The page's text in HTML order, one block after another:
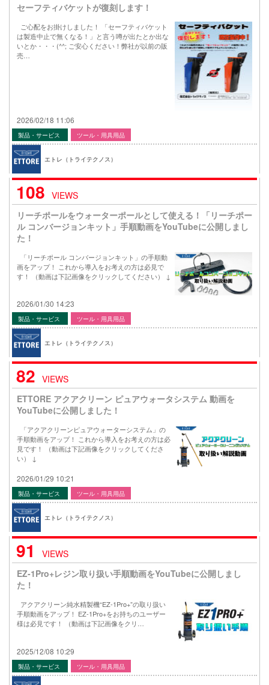
セーフティバケットが復刻します！
ご心配をお掛けしました！ 「セーフティバケット
は製造中止で無くなる！」と言う噂が出たとか出な
いとか・・・(^^; ご安心ください！弊社が以前の販
売…
2026/02/18 11:06
製品・サービス ツール・用具用品
エトレ（トライテクノス）
108 VIEWS
リーチポールをウォーターポールとして使える！「リーチポー
ル コンバージョンキット」手順動画をYouTubeに公開しまし
た！
「リーチポール コンバージョンキット」の手順動
画をアップ！ これから導入をお考えの方は必見で
す！ （動画は下記画像をクリックしてください） ↓
2026/01/30 14:23
製品・サービス ツール・用具用品
エトレ（トライテクノス）
82 VIEWS
ETTORE アクアクリーン ピュアウォータシステム 動画を
YouTubeに公開しました！
「アクアクリーンピュアウォーターシステム」の
手順動画をアップ！ これから導入をお考えの方は必
見です！ （動画は下記画像をクリックしてくださ
い） ↓
2026/01/29 10:21
製品・サービス ツール・用具用品
エトレ（トライテクノス）
91
VIEWS
EZ-1Pro+レジン取り扱い手順動画をYouTubeに公開しまし
た！
アクアクリーン純水精製機“EZ-1Pro+”の取り扱い
手順動画をアップ！ EZ-1Pro+をお持ちのユーザー
様は必見です！ （動画は下記画像をクリ…
2025/12/08 10:29
製品・サービス ツール・用具用品